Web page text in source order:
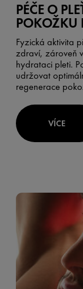
PÉČE O
POKOŽKU
Fyzická aktivita
zdraví, zároveň
hydrataci pleti.
udržovat
regenerace
VÍCE